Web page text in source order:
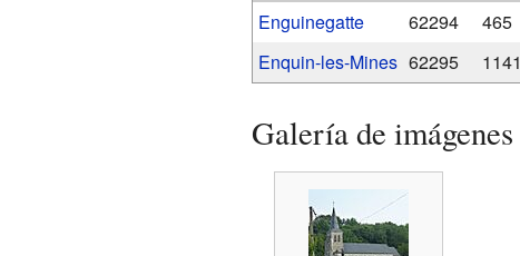
Enguinegatte
62294 465
Enquin-les-Mines 62295 1141
Galería de imágenes